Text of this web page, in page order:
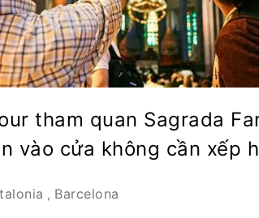
tham quan Sagrada
vào cửa không cần xếp
, Barcelona